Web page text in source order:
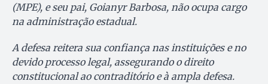
(MPE), e seu pai, Goianyr Barbosa, não ocupa cargo
na administração estadual.
A defesa reitera sua confiança nas instituições e no
devido processo legal, assegurando o direito
constitucional ao contraditório e à ampla defesa.